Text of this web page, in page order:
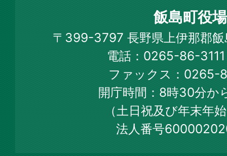
Town
Official
Web
Site
飯島町役場
〒399-3797 長野県上伊那郡
電話：0265-86-
ファックス：0265-
開庁時間：8時30分か
（土日祝及び年末年
法人番号